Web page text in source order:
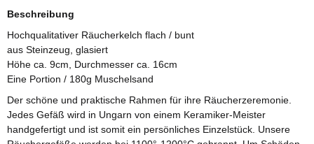
Beschreibung
Hochqualitativer Räucherkelch flach / bunt
aus Steinzeug, glasiert
Höhe ca. 9cm, Durchmesser ca. 16cm
Eine Portion / 180g Muschelsand
Der schöne und praktische Rahmen für ihre Räucherzeremonie.
Jedes Gefäß wird in Ungarn von einem Keramiker-Meister
handgefertigt und ist somit ein persönliches Einzelstück. Unsere